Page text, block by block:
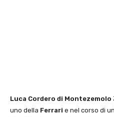
Luca Cordero di Montezemolo
uno della Ferrari e nel corso di